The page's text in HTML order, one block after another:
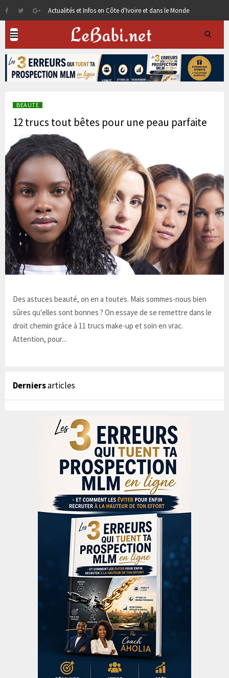
Actualités et Infos en Côte d'Ivoire et dans le Monde
BEAUTE
12 trucs tout bêtes pour une peau parfaite
Des astuces beauté, on en a toutes. Mais sommes-nous bien
sûres qu'elles sont bonnes ? On essaye de se remettre dans le
droit chemin grâce à 11 trucs make-up et soin en vrac.
Attention, pour...
Derniersarticles